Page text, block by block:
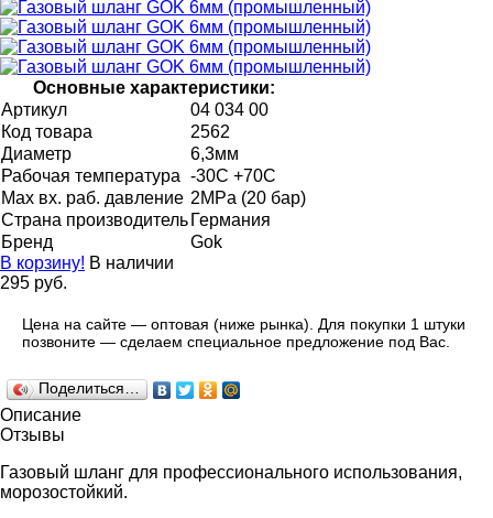
Основные характеристики:
Артикул
04 034 00
Код товара
2562
Диаметр
6,3мм
Рабочая температура -30С +70С
Мax вх. раб. давление 2MPa (20 бар)
Страна производитель Германия
Бренд
Gok
В корзину! В наличии
295 руб.
Цена на сайте — оптовая (ниже рынка). Для покупки 1 штуки
позвоните — сделаем специальное предложение под Вас.
Поделиться…
Описание
Отзывы
Газовый шланг для профессионального использования,
морозостойкий.